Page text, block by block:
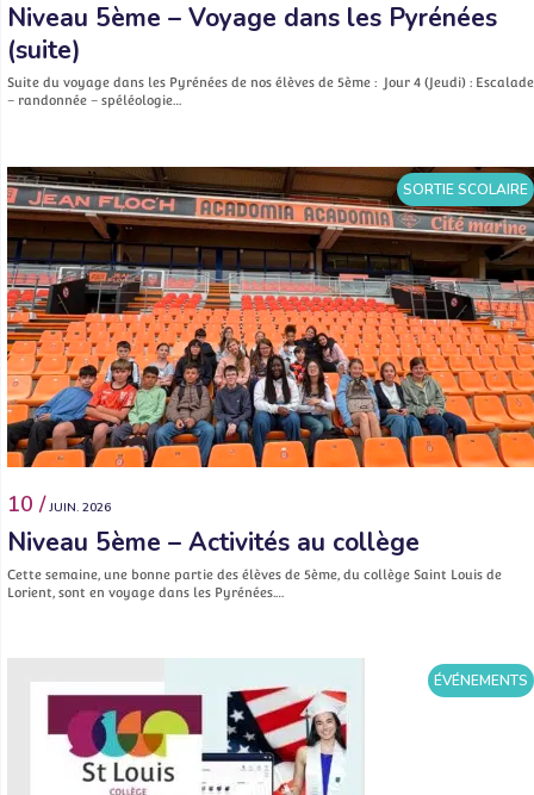
Niveau 5ème – Voyage dans les Pyrénées
(suite)
Suite du voyage dans les Pyrénées de nos élèves de 5ème : Jour 4 (Jeudi) : Escalade
– randonnée – spéléologie…
SORTIE SCOLAIRE
10 / JUIN. 2026
Niveau 5ème – Activités au collège
Cette semaine, une bonne partie des élèves de 5ème, du collège Saint Louis de
Lorient, sont en voyage dans les Pyrénées.…
ÉVÉNEMENTS